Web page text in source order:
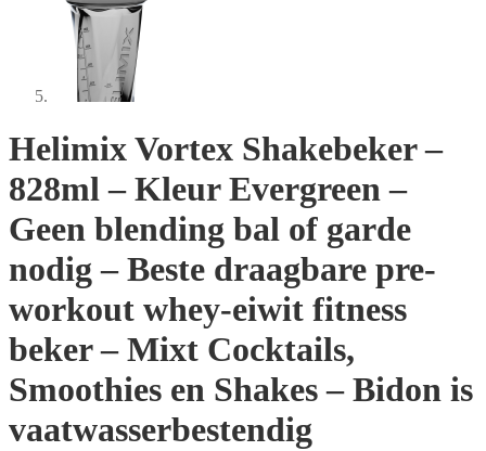
Helimix Vortex Shakebeker –
828ml – Kleur Evergreen –
Geen blending bal of garde
nodig – Beste draagbare pre-
workout whey-eiwit fitness
beker – Mixt Cocktails,
Smoothies en Shakes – Bidon is
vaatwasserbestendig